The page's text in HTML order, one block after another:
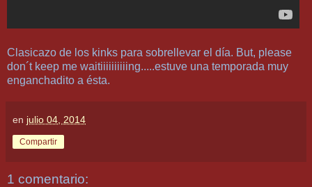
Clasicazo de los kinks para sobrellevar el día. But, please
don´t keep me waitiiiiiiiiiing.....estuve una temporada muy
enganchadito a ésta.
en julio 04, 2014
Compartir
1 comentario: